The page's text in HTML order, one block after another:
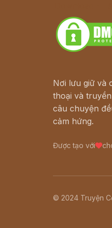
Nơi lưu giữ và
thoại và
câu chuyện
cảm hứng.
Được tạo với
© 2024 Truyện